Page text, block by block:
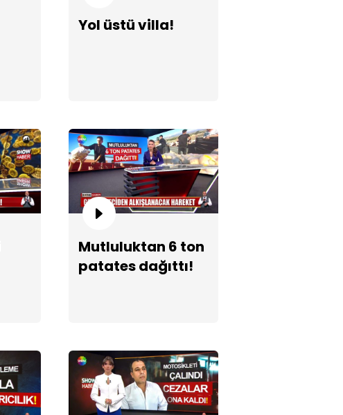
Yol üstü villa!
Mutluluktan 6 ton
patates dağıttı!